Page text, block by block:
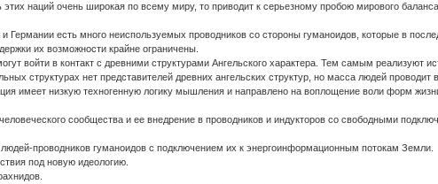
этих наций очень широкая по всему миру, то приводит к серьезному пробою мирового
Германии есть много неиспользуемых проводников со стороны гуманоидов, которые в
их возможности крайне ограничены.
войти в контакт с древними структурами Ангельского характера. Тем самым реализуют
структурах нет представителей древних ангельских структур, но масса людей проводит
имеет низкую техногенную логику мышления и направлено на воплощение воли форм
сообщества и ее внедрение в проводников и индукторов со свободными
проводников гуманоидов с подключением их к энергоинформационным потокам Земли.
под новую идеологию.